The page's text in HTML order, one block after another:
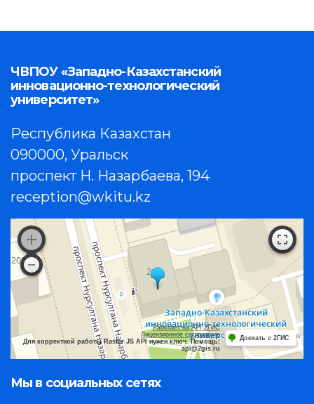
ЧВПОУ «Западно-Казахстанский
инновационно-технологический
университет»
Республика Казахстан
090000, Уральск
проспект Н. Назарбаева, 194
reception@wkitu.kz
Работает на API 2ГИС
Лицензионное соглашение
Для корректной работы Raster JS API нужен ключ. Помощь:
api@2gis.ru
Доехать с 2ГИС
Мы в социальных сетях